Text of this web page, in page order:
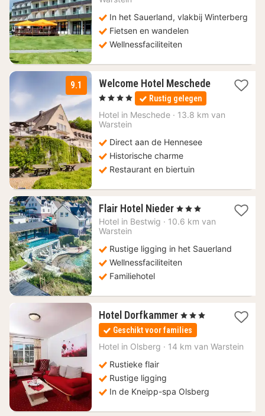
In het Sauerland, vlakbij Winterberg
Fietsen en wandelen
Wellnessfaciliteiten
9.1 Welcome Hotel Meschede2
nachten
109
, 4 Sterren Rustig gelegen
Hotel in Meschede · 13.8 km van
Warstein
Direct aan de Hennesee
Historische charme
Restaurant en biertuin
Flair Hotel Nieder 1
nacht
€
, 3 Sterren
Hotel in Bestwig · 10.6 km van
Warstein
Rustige ligging in het Sauerland
Wellnessfaciliteiten
Familiehotel
Hotel Dorfkammer 1
nacht
vanaf
138
, 3 Sterren
Geschikt voor families
Hotel in Olsberg · 14 km van Warstein
Rustieke flair
Rustige ligging
In de Kneipp-spa Olsberg